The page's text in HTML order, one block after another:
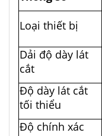
Loại thiết bị
Dải độ dày lát
cắt
Độ dày lát cắt
tối thiểu
Độ chính xác